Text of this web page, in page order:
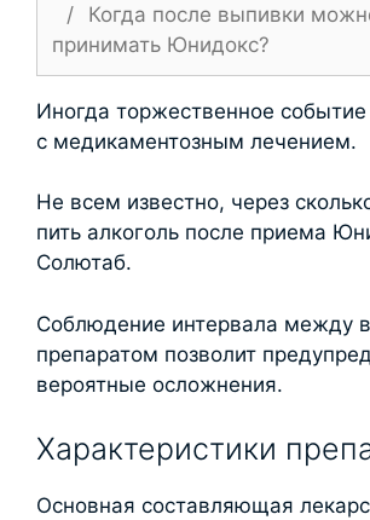
/
Когда после выпивки
принимать Юнидокс?
Иногда торжественное
с медикаментозным лечением.
Не всем известно, через
пить алкоголь после приема
Солютаб.
Соблюдение интервала между
препаратом позволит
вероятные осложнения.
Характеристики
Основная составляющая